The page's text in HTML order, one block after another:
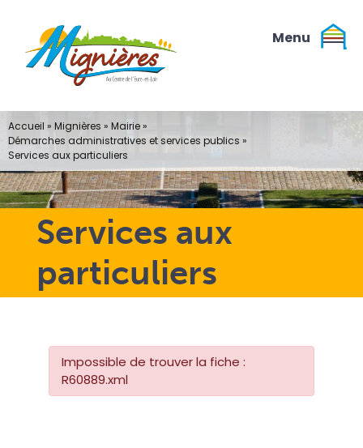
contenu
Services aux
particuliers
Accueil » Mignières » Mairie»
Démarches administratives et services publics »
Services aux particuliers
Impossible de trouver la fiche :
R60889.xml